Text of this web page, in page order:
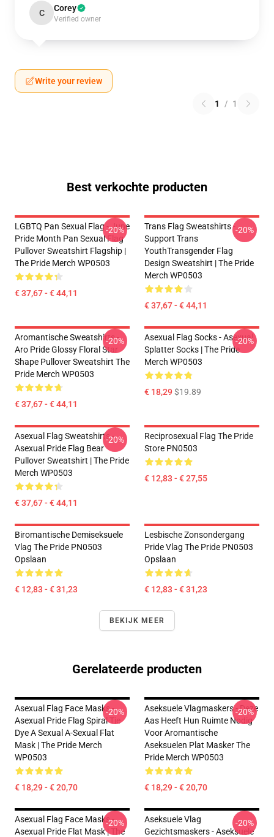
C Corey
Verified owner
Write your review
1 / 1
Best verkochte producten
LGBTQ Pan Sexual Flag - June
Pride Month Pan Sexual Flag
Pullover Sweatshirt Flagship |
The Pride Merch WP0503
€ 37,67 - € 44,11
-20%
Trans Flag Sweatshirts -
Support Trans
YouthTransgender Flag
Design Sweatshirt | The Pride
Merch WP0503
€ 37,67 - € 44,11
-20%
Aromantische Sweatshirts -
Aro Pride Glossy Floral Star
Shape Pullover Sweatshirt The
Pride Merch WP0503
€ 37,67 - € 44,11
-20%
Asexual Flag Socks - Asexual
Splatter Socks | The Pride
Merch WP0503
€ 18,29$19.89
-20%
Asexual Flag Sweatshirts -
Asexual Pride Flag Bear
Pullover Sweatshirt | The Pride
Merch WP0503
€ 37,67 - € 44,11
-20%
Reciprosexual Flag The Pride
Store PN0503
€ 12,83 - € 27,55
Biromantische Demiseksuele
Vlag The Pride PN0503
Opslaan
€ 12,83 - € 31,23
Lesbische Zonsondergang
Pride Vlag The Pride PN0503
Opslaan
€ 12,83 - € 31,23
BEKIJK MEER
Gerelateerde producten
Asexual Flag Face Masks -
Asexual Pride Flag Spiral Tie
Dye A Sexual A-Sexual Flat
Mask | The Pride Merch
WP0503
€ 18,29 - € 20,70
-20%
Aseksuele Vlagmaskers - Deze
Aas Heeft Hun Ruimte Nodig
Voor Aromantische
Aseksuelen Plat Masker The
Pride Merch WP0503
€ 18,29 - € 20,70
-20%
Asexual Flag Face Masks -
Asexual Pride Flat Mask | The
-20%
Aseksuele Vlag
Gezichtsmaskers - Aseksuele
-20%